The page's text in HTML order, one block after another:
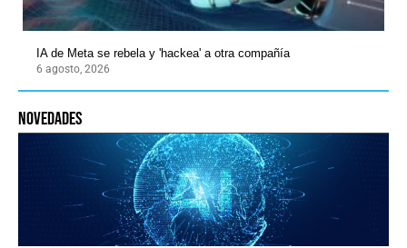
IA de Meta se rebela y 'hackea' a otra compañía
6 agosto, 2026
novedades